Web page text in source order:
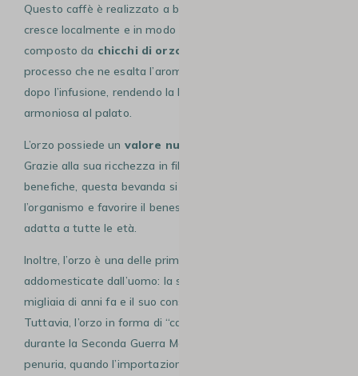
Questo caffè è realizzato a base di orzo, un cereale che
cresce localmente e in modo naturale. Più precisamente, è
composto da chicchi di orzo maltati e tostati,
processo che ne esalta l’aroma e facilita la degustazione
dopo l’infusione, rendendo la bevanda piacevole e
armoniosa al palato.
L’orzo possiede un valore nutrizionale molto elevato
Grazie alla sua ricchezza in fibre, minerali e sostanze
benefiche, questa bevanda si rivela ideale per rafforzare
l’organismo e favorire il benessere generale, risultando
adatta a tutte le età.
Inoltre, l’orzo è una delle prime cereali ad essere state
addomesticate dall’uomo: la sua storia risale a diverse
migliaia di anni fa e il suo consumo è quindi antichissimo.
Tuttavia, l’orzo in forma di “caffè” si diffonde soprattutto
durante la Seconda Guerra Mondiale, in un periodo di forte
penuria, quando l’importazione di prodotti come il caffè